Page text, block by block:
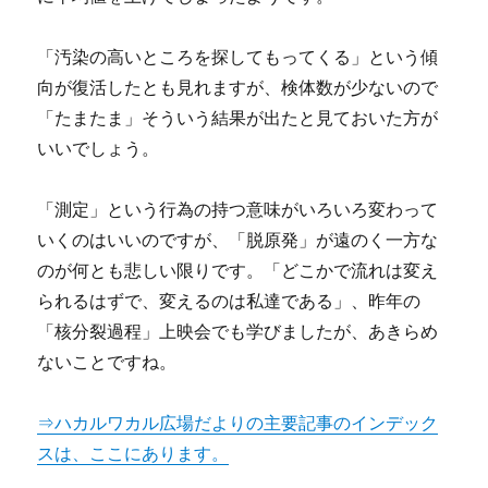
「汚染の高いところを探してもってくる」という傾
向が復活したとも見れますが、検体数が少ないので
「たまたま」そういう結果が出たと見ておいた方が
いいでしょう。
「測定」という行為の持つ意味がいろいろ変わって
いくのはいいのですが、「脱原発」が遠のく一方な
のが何とも悲しい限りです。「どこかで流れは変え
られるはずで、変えるのは私達である」、昨年の
「核分裂過程」上映会でも学びましたが、あきらめ
ないことですね。
⇒ハカルワカル広場だよりの主要記事のインデック
スは、ここにあります。